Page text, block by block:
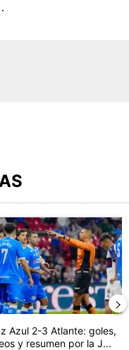
Huiqui valoró el
de tendencia con el
Azul 2-3 Atlante: goles,
y resumen por la J...